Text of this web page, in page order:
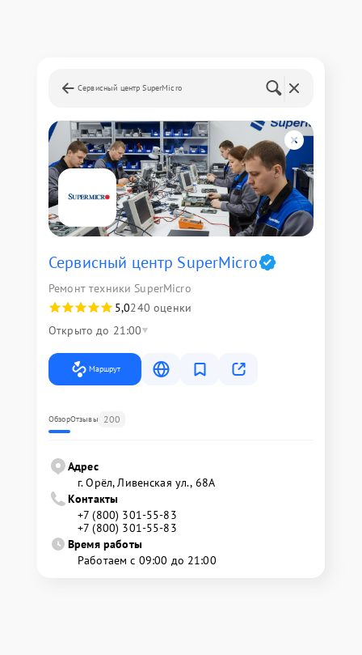
Сервисный центр SuperMicro
Сервисный центр SuperMicro
Ремонт техники SuperMicro
5,0240 оценки
Открыто до 21:00
Маршрут
ОбзорОтзывы 200
Адрес
г. Орёл, Ливенская ул., 68А
Контакты
+7 (800) 301-55-83
+7 (800) 301-55-83
Время работы
Работаем с 09:00 до 21:00